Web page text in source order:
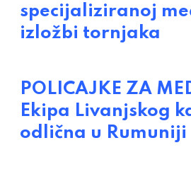
specijaliziranoj
izložbi tornjaka
POLICAJKE ZA
Ekipa Livanjskog
odlična u Rumuniji